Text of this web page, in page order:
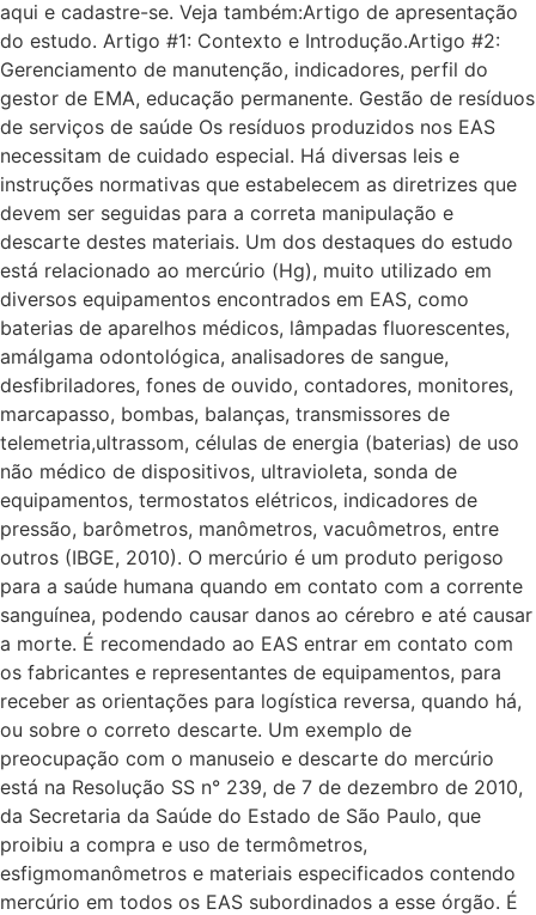
aqui e cadastre-se. Veja também:Artigo de apresentação
do estudo. Artigo #1: Contexto e Introdução.Artigo #2:
Gerenciamento de manutenção, indicadores, perfil do
gestor de EMA, educação permanente. Gestão de resíduos
de serviços de saúde Os resíduos produzidos nos EAS
necessitam de cuidado especial. Há diversas leis e
instruções normativas que estabelecem as diretrizes que
devem ser seguidas para a correta manipulação e
descarte destes materiais. Um dos destaques do estudo
está relacionado ao mercúrio (Hg), muito utilizado em
diversos equipamentos encontrados em EAS, como
baterias de aparelhos médicos, lâmpadas fluorescentes,
amálgama odontológica, analisadores de sangue,
desfibriladores, fones de ouvido, contadores, monitores,
marcapasso, bombas, balanças, transmissores de
telemetria,ultrassom, células de energia (baterias) de uso
não médico de dispositivos, ultravioleta, sonda de
equipamentos, termostatos elétricos, indicadores de
pressão, barômetros, manômetros, vacuômetros, entre
outros (IBGE, 2010). O mercúrio é um produto perigoso
para a saúde humana quando em contato com a corrente
sanguínea, podendo causar danos ao cérebro e até causar
a morte. É recomendado ao EAS entrar em contato com
os fabricantes e representantes de equipamentos, para
receber as orientações para logística reversa, quando há,
ou sobre o correto descarte. Um exemplo de
preocupação com o manuseio e descarte do mercúrio
está na Resolução SS n° 239, de 7 de dezembro de 2010,
da Secretaria da Saúde do Estado de São Paulo, que
proibiu a compra e uso de termômetros,
esfigmomanômetros e materiais especificados contendo
mercúrio em todos os EAS subordinados a esse órgão. É